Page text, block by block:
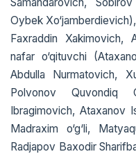
Oybek
Faxraddin Xakimovich,
nafar o‘qituvchi
Abdulla Nurmatovich,
Polvonov Quvondiq
Ibragimovich, Ataxanov
Madraxim o‘g‘li,
Radjapov Baxodir